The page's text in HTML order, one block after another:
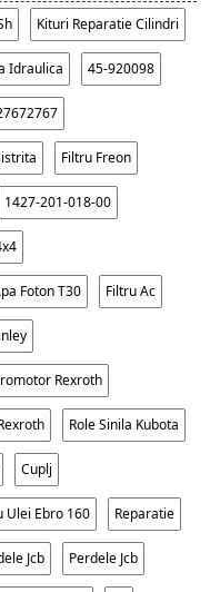
Kituri Reparatie Cilindri
Idraulica 45-920098
Filtru Freon
1427-201-018-00
Foton T30 Filtru Ac
Rexroth
Role Sinila Kubota
Cuplj
Ulei Ebro 160 Reparatie
Jcb Perdele Jcb